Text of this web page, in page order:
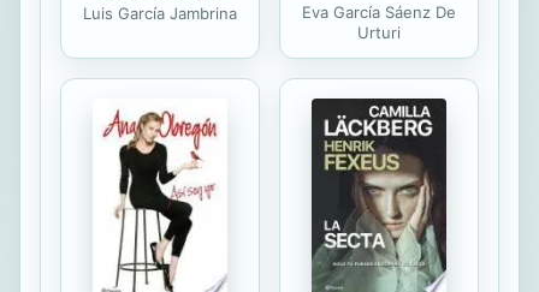
Luis García Jambrina
Eva García Sáenz De
Urturi